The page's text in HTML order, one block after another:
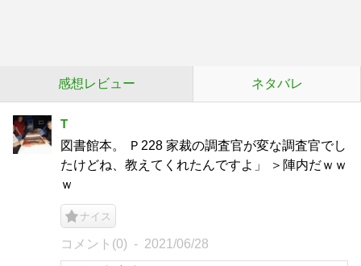
感想レビュー ネタバレ
T
図書館本。 Ｐ228 家裁の調査官が変な調査官でし
たけどね、教えてくれたんですよ」 ＞陣内だｗｗ
ｗ
ナイス
コメント(0) 2021/06/28